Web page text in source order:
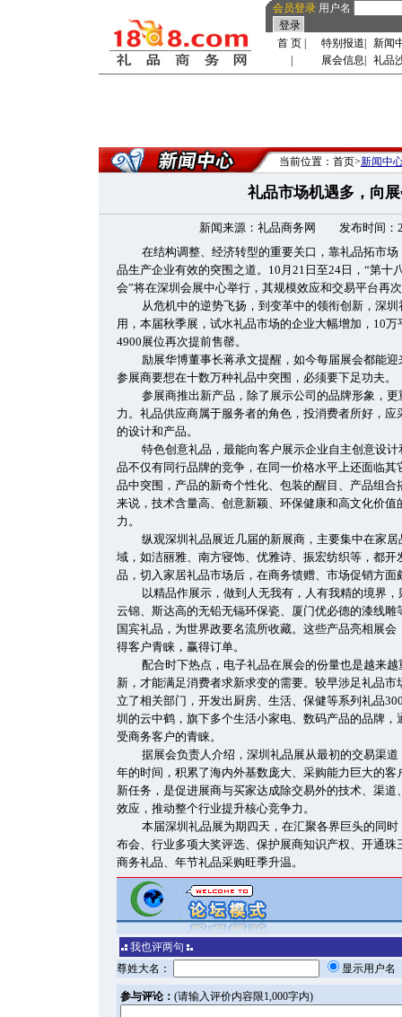
会员登录 用户名
首 页 特别报道
新闻
展会信息 礼品
当前位置：首页>新闻中
礼品市场机遇多，向
新闻来源：礼品商务网 发布时间
在结构调整、经济转型的重要关口，靠礼品拓市
品生产企业有效的突围之道。10月21日至24日，“第十
会”将在深圳会展中心举行，其规模效应和交易平台再
从危机中的逆势飞扬，到变革中的领衔创新，深
用，本届秋季展，试水礼品市场的企业大幅增加，10
4900展位再次提前售罄。
励展华博董事长蒋承文提醒，如今每届展会都能
参展商要想在十数万种礼品中突围，必须要下足功夫。
参展商推出新产品，除了展示公司的品牌形象，
力。礼品供应商属于服务者的角色，投消费者所好，
的设计和产品。
特色创意礼品，最能向客户展示企业自主创意设
品不仅有同行品牌的竞争，在同一价格水平上还面临
品中突围，产品的新奇个性化、包装的醒目、产品组
来说，技术含量高、创意新颖、环保健康和高文化价
力。
纵观深圳礼品展近几届的新展商，主要集中在家
域，如洁丽雅、南方寝饰、优雅诗、振宏纺织等，都
品，切入家居礼品市场后，在商务馈赠、市场促销方面
以精品作展示，做到人无我有，人有我精的境界
云锦、斯达高的无铅无镉环保瓷、厦门优必德的漆线
国宾礼品，为世界政要名流所收藏。这些产品亮相展
得客户青睐，赢得订单。
配合时下热点，电子礼品在展会的份量也是越来
新，才能满足消费者求新求变的需要。较早涉足礼品
立了相关部门，开发出厨房、生活、保健等系列礼品
圳的云中鹤，旗下多个生活小家电、数码产品的品牌
受商务客户的青睐。
据展会负责人介绍，深圳礼品展从最初的交易渠
年的时间，积累了海内外基数庞大、采购能力巨大的
新任务，是促进展商与买家达成除交易外的技术、渠
效应，推动整个行业提升核心竞争力。
本届深圳礼品展为期四天，在汇聚各界巨头的同
布会、行业多项大奖评选、保护展商知识产权、开通
商务礼品、年节礼品采购旺季升温。
我也评两句
尊姓大名：
显示用户
参与评论： (请输入评价内容限1,000字内)